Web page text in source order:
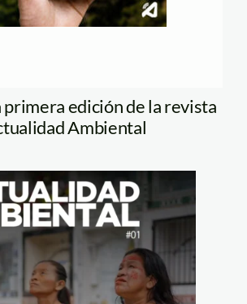
primera edición de la revista
Ambiental